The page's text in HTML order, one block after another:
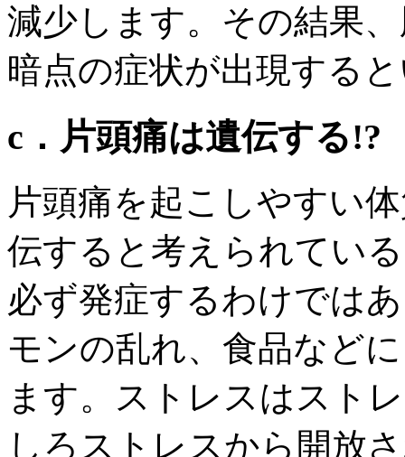
減少します。その結果
暗点の症状が出現する
c．片頭痛は遺伝する!?
片頭痛を起こしやすい
伝すると考えられてい
必ず発症するわけでは
モンの乱れ、食品など
ます。ストレスはスト
しろストレスから開放